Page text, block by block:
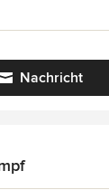
Nachricht